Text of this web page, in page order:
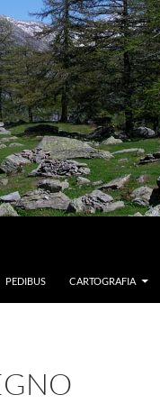
PEDIBUS CARTOGRAFIA